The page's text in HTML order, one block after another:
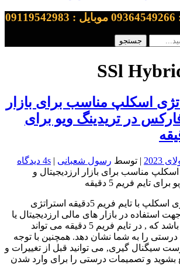
اسکلپ مناسب برای بازار
فارکس در تریدینگ ویو برای
| توسط رسول شعبانی | 4s دیدگاه
مقدمه ای بر استراتژی اسکلپ با تایم فریم 5دقیقه استراتژی
در بازار های مالی ارزدیجیتال یا
کریپتو و فارکس می باشد که , در تایم فریم 5 دقیقه می تواند
را به شما نشان دهد. همچنین با توجه
سیگنال گیری, می توانید قبل از تغییرات و
بشوید و تصمیمات درستی را برای وارد شدن